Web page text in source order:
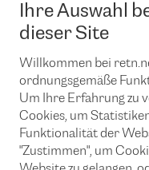
Ihre Auswahl
dieser Site
Willkommen bei
ordnungsgemäße
Um Ihre Erfahrung zu
Cookies, um
Funktionalität der
"Zustimmen", um
RTT Map
Looking glass
Ethernet und VPN
Remote IX
CLOUD CONNECT-
DDoS-Schutz
Flex IX
Managed Global
Lösungen mit BGP
Ein Port
TRANSKZ
Cybersicherheit
News und
Möchten Sie mit uns
Email
Mit der Anmeldung für
stimmen Sie unseren